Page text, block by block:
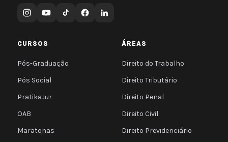
CURSOS
Pós-Graduação
Pós Social
PratikaJur
OAB
Maratonas
ÁREAS
Direito do Trabalho
Direito Tributário
Direito Penal
Direito Civil
Direito Previdenciário